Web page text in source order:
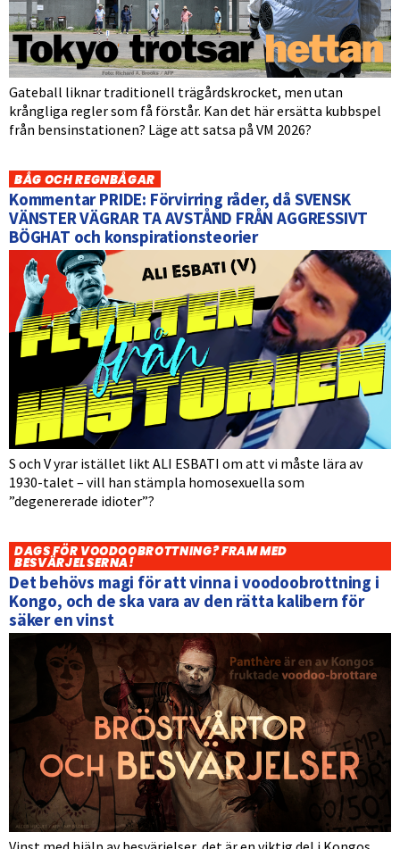
Gateball liknar traditionell trägårdskrocket, men utan
krångliga regler som få förstår. Kan det här ersätta kubbspel
från bensinstationen? Läge att satsa på VM 2026?
BÅG OCH REGNBÅGAR
Kommentar PRIDE: Förvirring råder, då SVENSK
VÄNSTER VÄGRAR TA AVSTÅND FRÅN AGGRESSIVT
BÖGHAT och konspirationsteorier
S och V yrar istället likt ALI ESBATI om att vi måste lära av
1930-talet – vill han stämpla homosexuella som
”degenererade idioter”?
DAGS FÖR VOODOOBROTTNING? FRAM MED
BESVÄRJELSERNA!
Det behövs magi för att vinna i voodoobrottning i
Kongo, och de ska vara av den rätta kalibern för
säker en vinst